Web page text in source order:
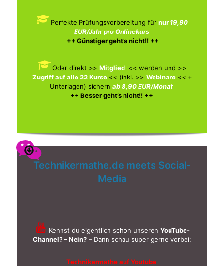
Perfekte Prüfungsvorbereitung für nur 19,90
EUR/Jahr pro Onlinekurs
++ Günstiger geht’s nicht!! ++
Oder direkt >> Mitglied << werden und >>
Zugriff auf alle 22 Kurse << (inkl. >> Webinare << +
Unterlagen) sichern ab 8,90 EUR/Monat
++ Besser geht’s nicht!! ++
Technikermathe.de meets Social-
Media
Kennst du eigentlich schon unseren YouTube-
Channel? – Nein? – Dann schau super gerne vorbei:
Technikermathe auf Youtube